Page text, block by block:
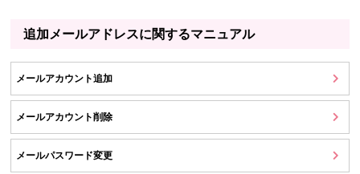
追加メールアドレスに関するマニュアル
メールアカウント追加
メールアカウント削除
メールパスワード変更